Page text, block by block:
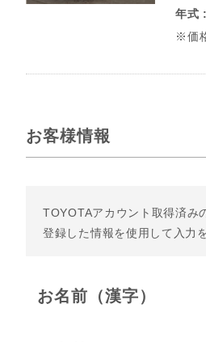
年式 :
※価
お客様情報
TOYOTAアカウント取得済み
登録した情報を使用して入力
お名前（漢字）